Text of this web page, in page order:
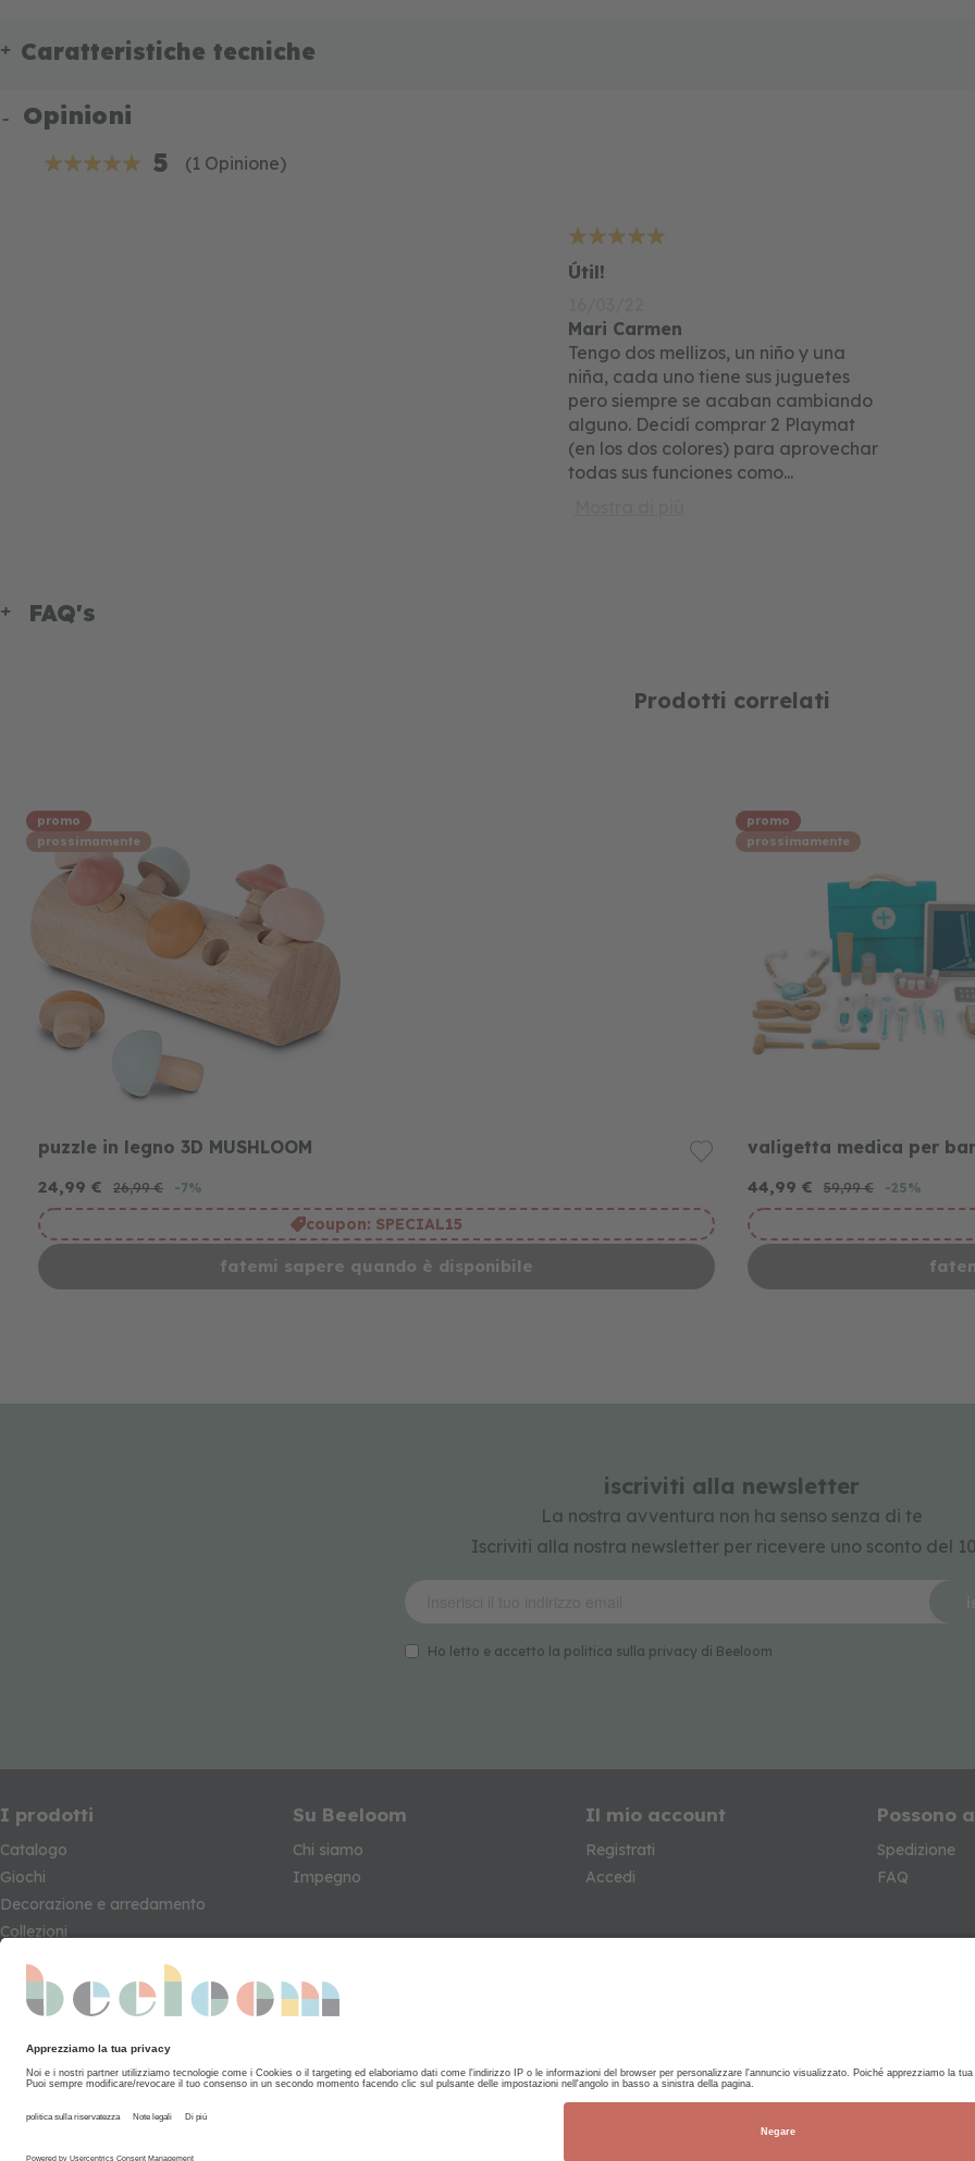
Caratteristiche tecniche
Opinioni
5 (1 Opinione)
5Útil!
Mari Carmen
Tengo dos mellizos, un niño y una
niña, cada uno tiene sus juguetes
pero siempre se acaban cambiando
alguno. Decidí comprar 2 Playmat
(en los dos colores) para aprovechar
todas sus funciones como...
FAQ's
Prodotti correlati
promo
prossimamente
puzzle in legno 3D MUSHLOOM
24,99 € 26,99 € -7%
coupon: SPECIAL15
fatemi sapere quando è disponibile
promo
prossimamente
valigetta medica per
44,99 € 59,99 € -25%
iscriviti alla newsletter
La nostra avventura non ha senso senza di te
Iscriviti alla nostra newsletter per ricevere uno sconto del
Ho letto e accetto la politica sulla privacy di Beeloom
I prodotti
Catalogo
Giochi
Decorazione e arredamento
Collezioni
Su Beeloom
Chi siamo
Impegno
Il mio account
Registrati
Accedi
Possono
Spedizione
FAQ
Seguici
Basi legali